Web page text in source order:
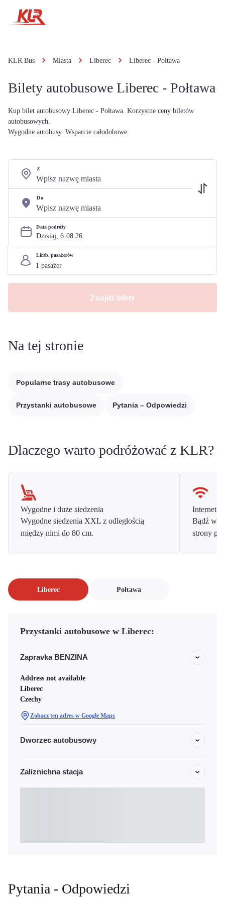
KLR Bus Miasta Liberec Liberec - Połtawa
Bilety autobusowe Liberec - Połtawa
Kup bilet autobusowy Liberec - Połtawa. Korzystne ceny biletów
autobusowych.
Wygodne autobusy. Wsparcie całodobowe.
Z
Do
Data podróży
Dzisiaj, 6.08.26
Liczb. pasażerów
Znajdź bilety
Na tej stronie
Popularne trasy autobusowe
Przystanki autobusowe Pytania – Odpowiedzi
Dlaczego warto podróżować z KLR?
Wygodne i duże siedzenia
Wygodne siedzenia XXL z odległością
między nimi do 80 cm.
Internet
Bądź w
strony
Liberec Połtawa
Przystanki autobusowe w Liberec:
Zapravka BENZINA
Address not available
Liberec
Czechy
Zobacz ten adres w Google Maps
Dworzec autobusowy
Zaliznichna stacja
Pytania - Odpowiedzi